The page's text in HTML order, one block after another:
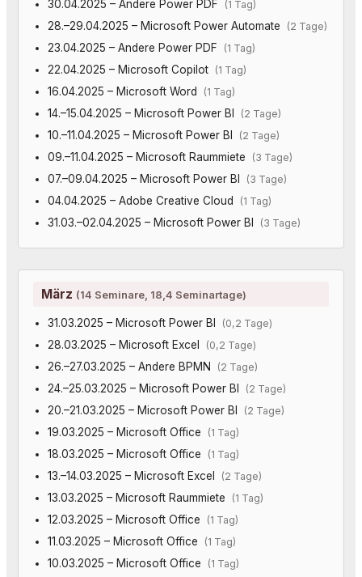
30.04.2025 – Andere Power PDF (1 Tag)
28.–29.04.2025 – Microsoft Power Automate (2 Tage)
23.04.2025 – Andere Power PDF (1 Tag)
22.04.2025 – Microsoft Copilot (1 Tag)
16.04.2025 – Microsoft Word (1 Tag)
14.–15.04.2025 – Microsoft Power BI (2 Tage)
10.–11.04.2025 – Microsoft Power BI (2 Tage)
09.–11.04.2025 – Microsoft Raummiete (3 Tage)
07.–09.04.2025 – Microsoft Power BI (3 Tage)
04.04.2025 – Adobe Creative Cloud (1 Tag)
31.03.–02.04.2025 – Microsoft Power BI (3 Tage)
März (14 Seminare, 18,4 Seminartage)
31.03.2025 – Microsoft Power BI (0,2 Tage)
28.03.2025 – Microsoft Excel (0,2 Tage)
26.–27.03.2025 – Andere BPMN (2 Tage)
24.–25.03.2025 – Microsoft Power BI (2 Tage)
20.–21.03.2025 – Microsoft Power BI (2 Tage)
19.03.2025 – Microsoft Office (1 Tag)
18.03.2025 – Microsoft Office (1 Tag)
13.–14.03.2025 – Microsoft Excel (2 Tage)
13.03.2025 – Microsoft Raummiete (1 Tag)
12.03.2025 – Microsoft Office (1 Tag)
11.03.2025 – Microsoft Office (1 Tag)
10.03.2025 – Microsoft Office (1 Tag)